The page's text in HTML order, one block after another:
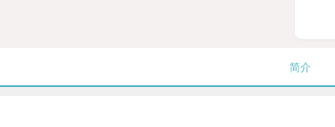
简介